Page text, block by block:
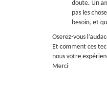
doute. Un
pas les
besoin, et
Oserez-vous
Et comment ces
nous votre
Merci